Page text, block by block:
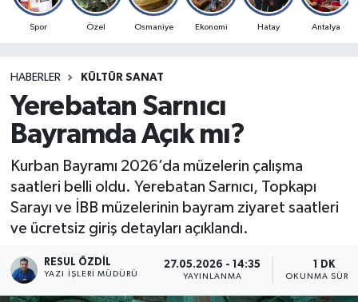
Spor Özel Osmaniye Ekonomi Hatay Antalya
HABERLER KÜLTÜR SANAT
Yerebatan Sarnıcı
Bayramda Açık mı?
Kurban Bayramı 2026’da müzelerin çalışma
saatleri belli oldu. Yerebatan Sarnıcı, Topkapı
Sarayı ve İBB müzelerinin bayram ziyaret saatleri
ve ücretsiz giriş detayları açıklandı.
RESUL ÖZDIL
YAZI İŞLERI MÜDÜRÜ
27.05.2026 - 14:35
YAYINLANMA
1 DK
OKUNMA
MAGAZİN
SPOR
RESMİ İLANLAR
Süper Lig Puan Durumu ve Fikstür
Son Dakika Haberleri
Haber Arşivi